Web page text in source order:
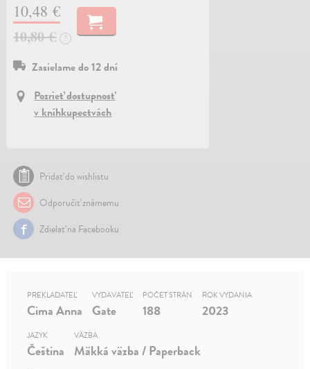
10,48 €
10,80 €
?
Zasielame do 12 dní
Pozrieť dostupnosť
v kníhkupectvách
Pridať do wishlistu
Odporučiť známemu
Zdielať na Facebooku
PREKLADATEĽ
Cima Anna
VYDAVATEĽ
Gate
POČET STRÁN
188
ROK VYDANIA
2023
JAZYK
Čeština
VÄZBA
Mäkká väzba / Paperback